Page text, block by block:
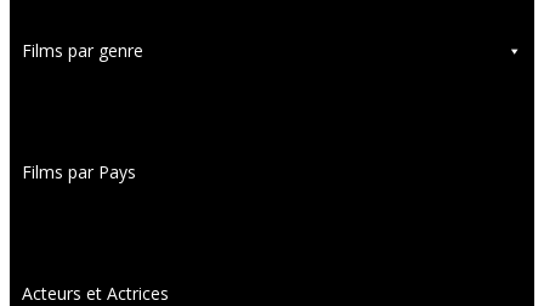
Films par genre
Films par Pays
Acteurs et Actrices